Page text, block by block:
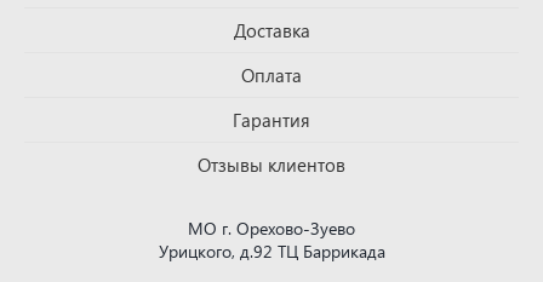
Доставка
Оплата
Гарантия
Отзывы клиентов
МО г. Орехово-Зуево
Урицкого, д.92 ТЦ Баррикада